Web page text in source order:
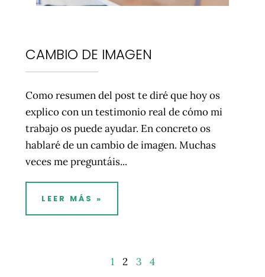
CAMBIO DE IMAGEN
Como resumen del post te diré que hoy os
explico con un testimonio real de cómo mi
trabajo os puede ayudar. En concreto os
hablaré de un cambio de imagen. Muchas
veces me preguntáis...
LEER MÁS »
1 2 3 4